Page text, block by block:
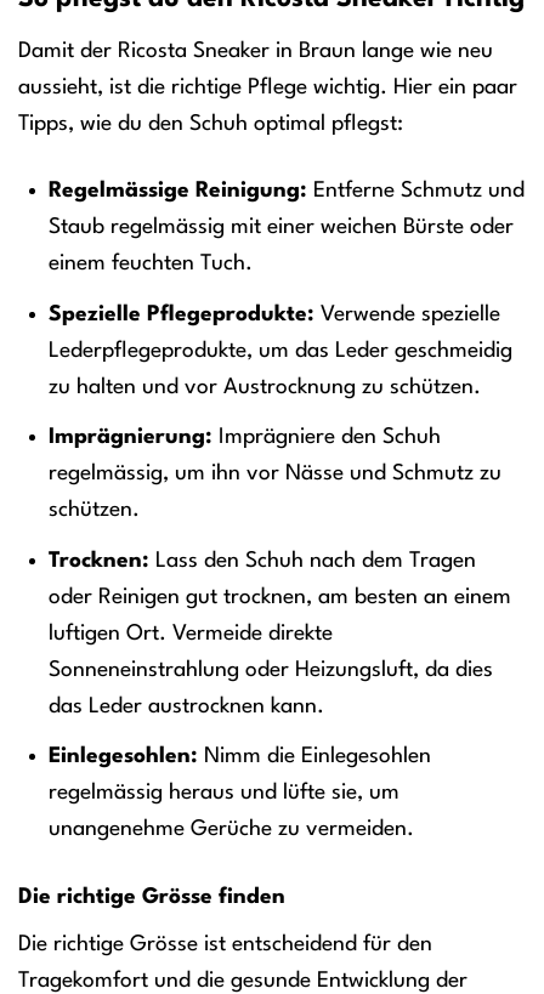
Damit der Ricosta Sneaker in Braun lange wie neu
aussieht, ist die richtige Pflege wichtig. Hier ein paar
Tipps, wie du den Schuh optimal pflegst:
Regelmässige Reinigung: Entferne Schmutz und
Staub regelmässig mit einer weichen Bürste oder
einem feuchten Tuch.
Spezielle Pflegeprodukte: Verwende spezielle
Lederpflegeprodukte, um das Leder geschmeidig
zu halten und vor Austrocknung zu schützen.
Imprägnierung: Imprägniere den Schuh
regelmässig, um ihn vor Nässe und Schmutz zu
schützen.
Trocknen: Lass den Schuh nach dem Tragen
oder Reinigen gut trocknen, am besten an einem
luftigen Ort. Vermeide direkte
Sonneneinstrahlung oder Heizungsluft, da dies
das Leder austrocknen kann.
Einlegesohlen: Nimm die Einlegesohlen
regelmässig heraus und lüfte sie, um
unangenehme Gerüche zu vermeiden.
Die richtige Grösse finden
Die richtige Grösse ist entscheidend für den
Tragekomfort und die gesunde Entwicklung der